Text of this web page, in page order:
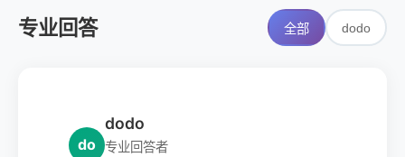
专业回答 全部 dodo
do
dodo
专业回答者